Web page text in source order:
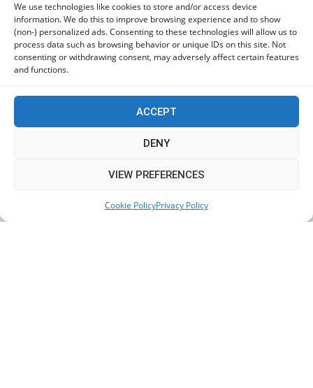
We use technologies like cookies to store and/or access device
information. We do this to improve browsing experience and to show
(non-) personalized ads. Consenting to these technologies will allow us to
process data such as browsing behavior or unique IDs on this site. Not
consenting or withdrawing consent, may adversely affect certain features
and functions.
ACCEPT
DENY
VIEW PREFERENCES
Cookie PolicyPrivacy Policy
Οι χρήστες Mac είναι περισσότερο εκτεθειμένοι σε
κυβερνοαπειλές αλλά λαμβάνουν λιγότερα μέτρα
προστασίας
Πόλη Χρυσοχούς: Σε εξέλιξη η ενοποίηση τεσσάρων
αρχαιολογικών χώρων (εικόνες)
όσους δεν συμμορφώθηκαν για τις επικίνδυνες
This website uses cookies to improve your experience. We'll
Accept
Read More